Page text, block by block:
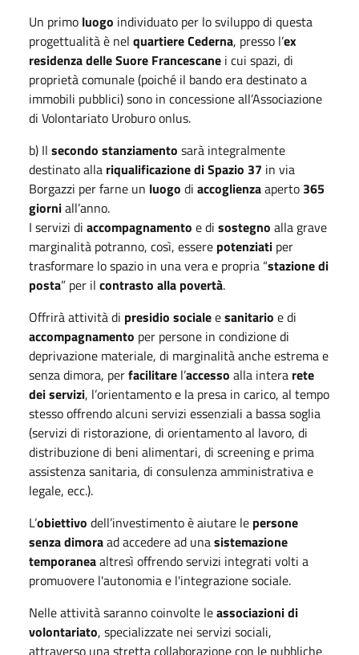
Un primo luogo individuato per lo sviluppo di questa
progettualità è nel quartiere Cederna, presso l’ex
residenza delle Suore Francescane i cui spazi, di
proprietà comunale (poiché il bando era destinato a
immobili pubblici) sono in concessione all’Associazione
di Volontariato Uroburo onlus.
b) Il secondo stanziamento sarà integralmente
destinato alla riqualificazione di Spazio 37 in via
Borgazzi per farne un luogo di accoglienzaaperto 365
giorniall’anno.
I servizi di accompagnamento e di sostegno alla grave
marginalità potranno, così, essere potenziati per
trasformare lo spazio in una vera e propria “stazione di
posta” per il contrasto alla povertà.
Offrirà attività di presidio socialeesanitario e di
accompagnamento per persone in condizione di
deprivazione materiale, di marginalità anche estrema e
senza dimora, perfacilitare l’accesso alla intera rete
dei servizi, l’orientamento e la presa in carico, al tempo
stesso offrendo alcuni servizi essenziali a bassa soglia
(servizi di ristorazione, di orientamento al lavoro, di
distribuzione di beni alimentari, di screening e prima
assistenza sanitaria, di consulenza amministrativa e
legale, ecc.).
L’obiettivo dell’investimento è aiutare le persone
senza dimoraad accedere ad unasistemazione
temporaneaaltresì offrendo servizi integrati volti a
promuovere l'autonomia e l'integrazione sociale.
Nelle attività saranno coinvolte leassociazioni di
volontariato, specializzate nei servizi sociali,
attraverso una stretta collaborazione con le pubbliche